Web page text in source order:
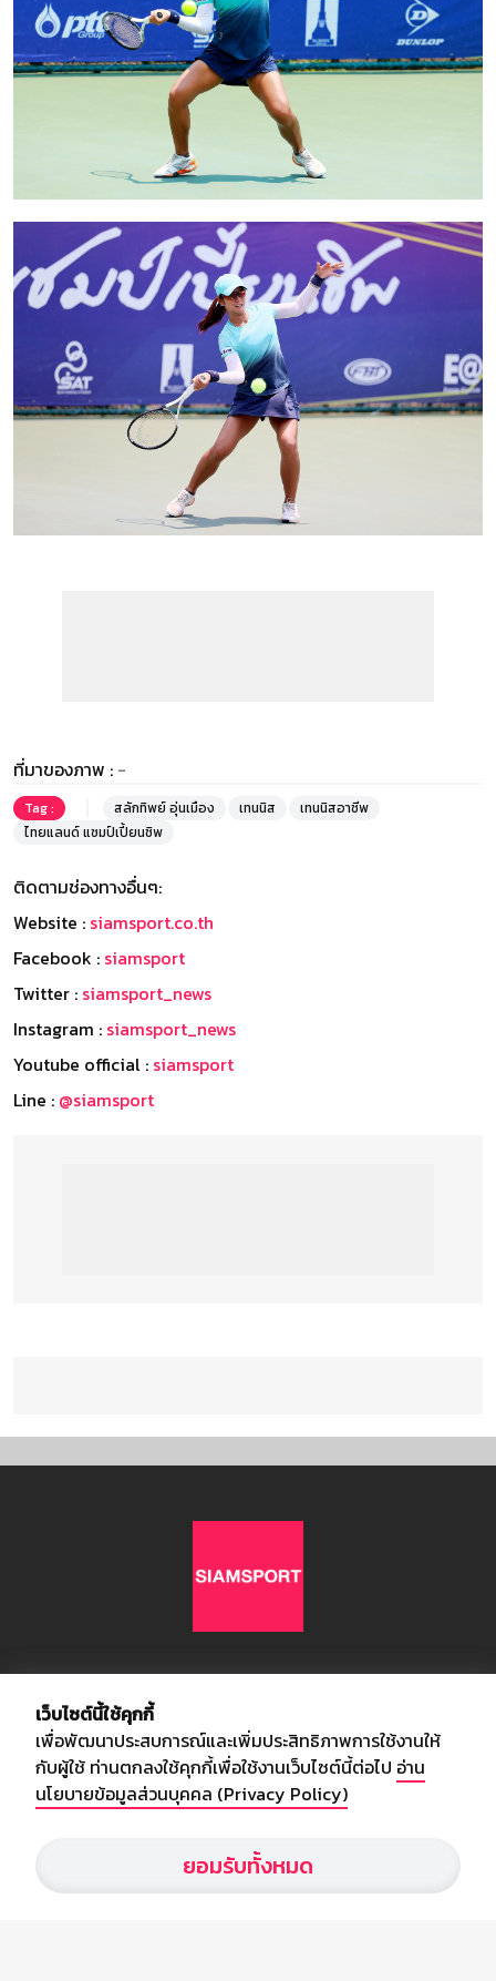
ที่มาของภาพ : -
Tag : สลักทิพย์ อุ่นเมือง เทนนิส
เทนนิสอาชีพ
ไทยแลนด์ แชมป์เปี้ยนชิพ
ติดตามช่องทางอื่นๆ:
Website : siamsport.co.th
Facebook : siamsport
Twitter : siamsport_news
Instagram : siamsport_news
Youtube official : siamsport
Line : @siamsport
อัพเดทข่าวสารวงการกีฬา ฟุตบอล ผลบอล ผลฟุตบอลทั่วโลก ฟรีเมียร์
ลีก ไทยลีก ฟุตบอลโลก ยูฟ่าแซมเปี้ยนส์ลีก พร้อมทั้งวิเคราะห์บอล จาก
สยามกีฬา สตาร์ชอคเก้อร์ สปอร์ตพูล
เว็บไซต์นี้ใช้คุกกี้
เพื่อพัฒนาประสบการณ์และเพิ่มประสิทธิภาพการใช้งานให้
กับผู้ใช้ ท่านตกลงใช้คุกกี้เพื่อใช้งานเว็บไซต์นี้ต่อไป อ่าน
นโยบายข้อมูลส่วนบุคคล (Privacy Policy)
ยอมรับทั้งหมด